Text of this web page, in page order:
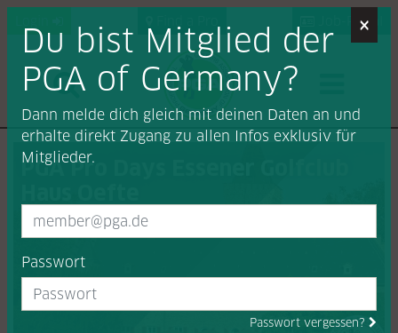
Job-Portal
PGA Pro Days Essener Golfclub
×
Du bist Mitglied der
PGA of Germany?
Dann melde dich gleich mit deinen Daten an und
erhalte direkt Zugang zu allen Infos exklusiv für
Mitglieder.
Passwort
Passwort vergessen?